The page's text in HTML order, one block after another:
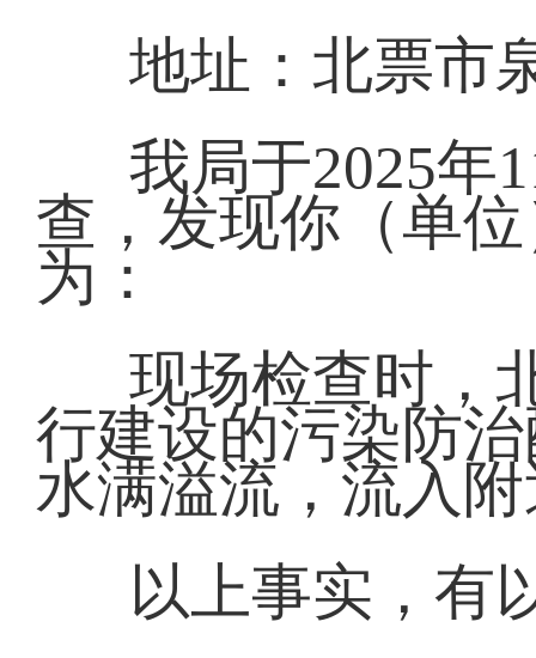
地址：北票市
我局于2025年
查，发现你（单
为：
现场检查时，
行建设的污染防
水满溢流，流入
以上事实，有